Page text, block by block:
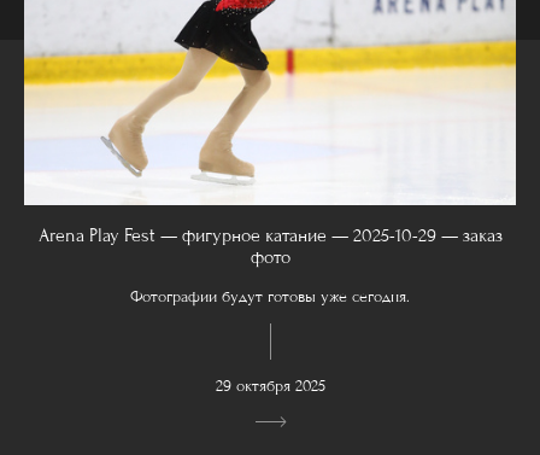
Arena Play Fest — фигурное катание — 2025-10-29 — заказ
фото
Фотографии будут готовы уже сегодня.
29 октября 2025